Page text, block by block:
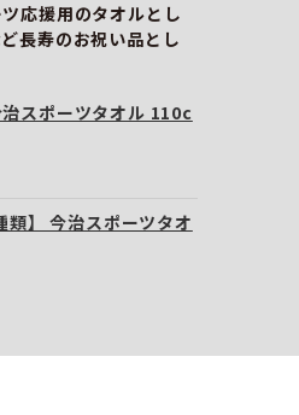
応援用のタオルとし
長寿のお祝い品とし
治スポーツタオル 110c
類】 今治スポーツタオ